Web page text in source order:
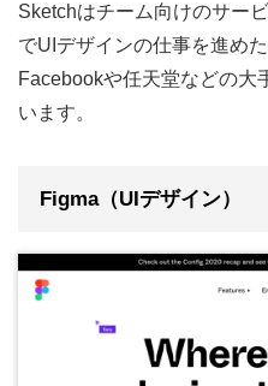
Sketchはチーム向けのサー
でUIデザインの仕事を進め
Facebookや任天堂などの大
います。
Figma（UIデザイン）